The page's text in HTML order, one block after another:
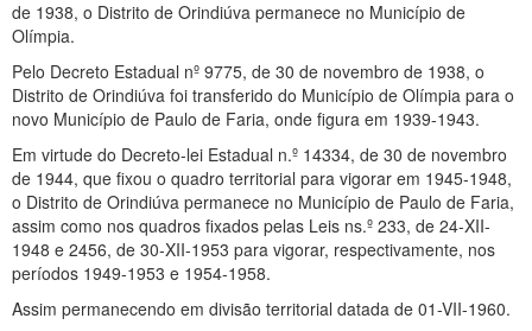
de 1938, o Distrito de Orindiúva permanece no Município de
Olímpia.
Pelo Decreto Estadual nº 9775, de 30 de novembro de 1938, o
Distrito de Orindiúva foi transferido do Município de Olímpia para o
novo Município de Paulo de Faria, onde figura em 1939-1943.
Em virtude do Decreto-lei Estadual n.º 14334, de 30 de novembro
de 1944, que fixou o quadro territorial para vigorar em 1945-1948,
o Distrito de Orindiúva permanece no Município de Paulo de Faria,
assim como nos quadros fixados pelas Leis ns.º 233, de 24-XII-
1948 e 2456, de 30-XII-1953 para vigorar, respectivamente, nos
períodos 1949-1953 e 1954-1958.
Assim permanecendo em divisão territorial datada de 01-VII-1960.